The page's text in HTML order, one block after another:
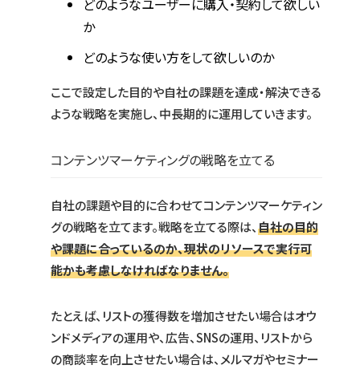
どのようなユーザーに購入・契約して欲しい
か
どのような使い方をして欲しいのか
ここで設定した目的や自社の課題を達成・解決できる
ような戦略を実施し、中長期的に運用していきます。
コンテンツマーケティングの戦略を立てる
自社の課題や目的に合わせてコンテンツマーケティン
グの戦略を立てます。戦略を立てる際は、自社の目的
や課題に合っているのか、現状のリソースで実行可
能かも考慮しなければなりません。
たとえば、リストの獲得数を増加させたい場合はオウ
ンドメディアの運用や、広告、SNSの運用、リストから
の商談率を向上させたい場合は、メルマガやセミナー